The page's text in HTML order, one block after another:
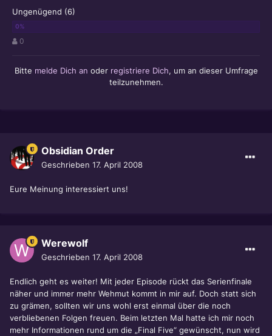
Ungenügend (6)
0
Bitte melde Dich an oder registriere Dich, um an dieser Umfrage
teilzunehmen.
Obsidian Order
Geschrieben 17. April 2008
Eure Meinung interessiert uns!
Werewolf
Geschrieben 17. April 2008
Endlich geht es weiter! Mit jeder Episode rückt das Serienfinale
näher und immer mehr Wehmut kommt in mir auf. Doch statt sich
zu grämen, sollten wir uns wohl erst einmal über die noch
verbliebenen Folgen freuen. Beim letzten Mal hatte ich mir noch
mehr Informationen rund um die „Final Five“ gewünscht, nun wird